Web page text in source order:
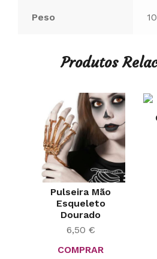
Peso
Produtos
Pulseira Mão
Esqueleto
Dourado
6,50 €
COMPRAR